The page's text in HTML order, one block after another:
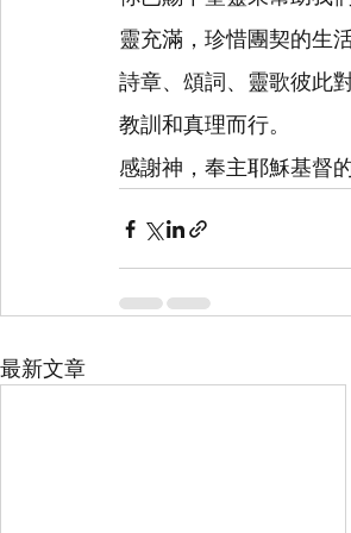
靈充滿，珍惜團契的生
詩章、頌詞、靈歌彼此
教訓和真理而行。
感謝神，奉主耶穌基督
最新文章